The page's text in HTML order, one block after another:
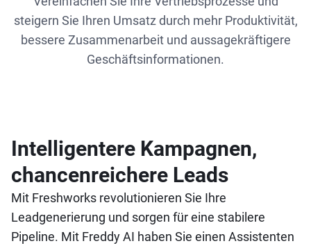
steigern Sie Ihren Umsatz durch mehr Produktivität,
bessere Zusammenarbeit und aussagekräftigere
Geschäftsinformationen.
Intelligentere Kampagnen,
chancenreichere Leads
Mit Freshworks revolutionieren Sie Ihre
Leadgenerierung und sorgen für eine stabilere
Pipeline. Mit Freddy AI haben Sie einen Assistenten